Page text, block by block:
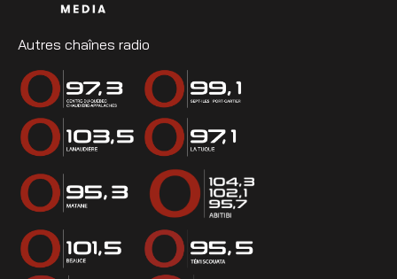
Autres chaînes radio